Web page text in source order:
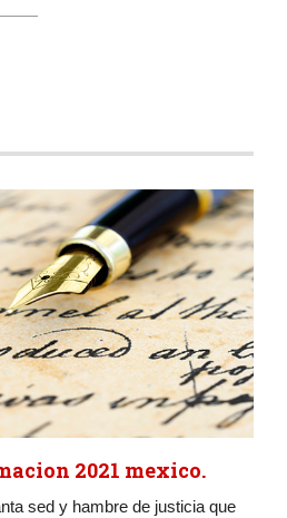
2021 mexico.
sed y hambre de justicia que